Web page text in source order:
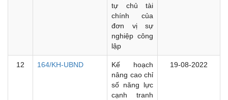
tự chủ tài
chính của
đơn vị sự
nghiệp công
lập
12 164/KH-UBND
Kế hoạch
nâng cao chỉ
số năng lực
cạnh tranh
19-08-2022